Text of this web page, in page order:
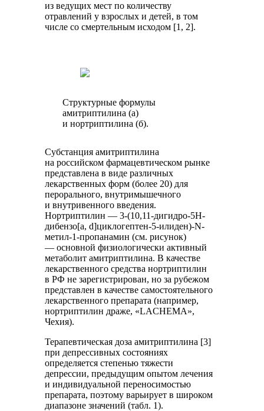
из ведущих мест по количеству
отравлений у взрослых и детей, в том
числе со смертельным исходом [1, 2].
Структурные формулы
амитриптилина (а)
и нортриптилина (б).
Субстанция амитриптилина
на российском фармацевтическом рынке
представлена в виде различных
лекарственных форм (более 20) для
перорального, внутримышечного
и внутривенного введения.
Нортриптилин — 3-(10,11-дигидро-5Н-
дибензо[a, d]циклогептен-5-илиден)-N-
метил-1-пропанамин (см. рисунок)
— основной физиологически активный
метаболит амитриптилина. В качестве
лекарственного средства нортриптилин
в РФ не зарегистрирован, но за рубежом
представлен в качестве самостоятельного
лекарственного препарата (например,
нортриптилин драже, «LACHEMA»,
Чехия).
Терапевтическая доза амитриптилина [3]
при депрессивных состояниях
определяется степенью тяжести
депрессии, предыдущим опытом лечения
и индивидуальной переносимостью
препарата, поэтому варьирует в широком
диапазоне значений (табл. 1).